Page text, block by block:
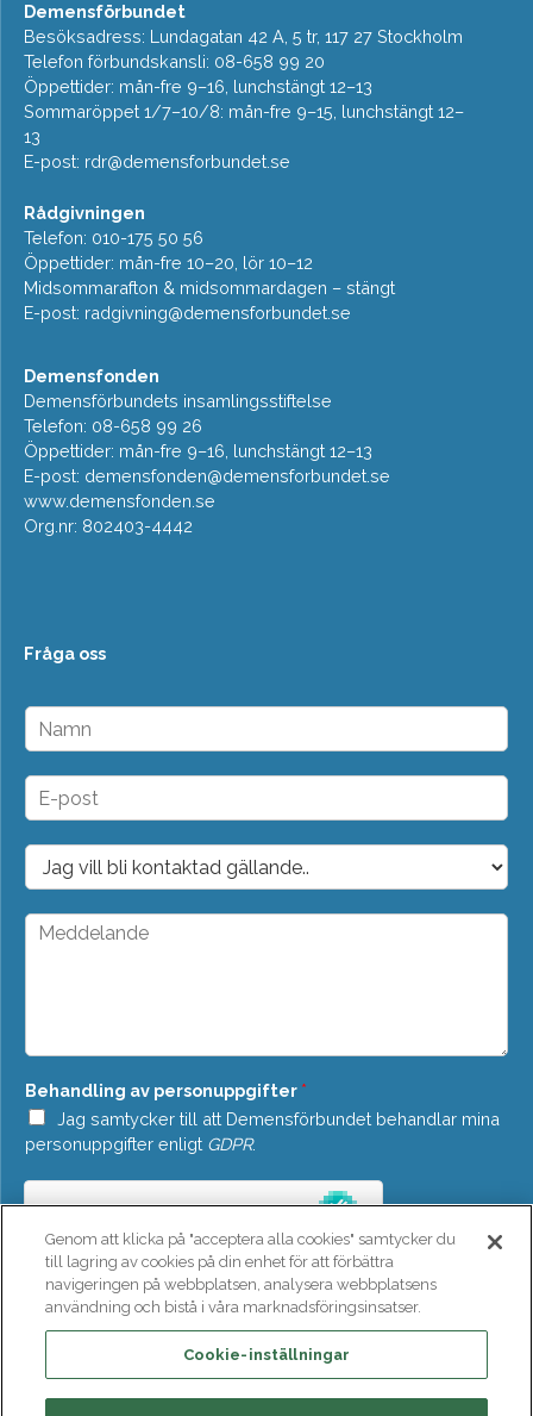
Demensförbundet
Besöksadress: Lundagatan 42 A, 5 tr, 117 27 Stockholm
Telefon förbundskansli: 08-658 99 20
Öppettider: mån-fre 9–16, lunchstängt 12–13
Sommaröppet 1/7–10/8: mån-fre 9–15, lunchstängt 12–
13
E-post: rdr@demensforbundet.se
Rådgivningen
Telefon: 010-175 50 56
Öppettider: mån-fre 10–20, lör 10–12
Midsommarafton & midsommardagen – stängt
E-post: radgivning@demensforbundet.se
Demensfonden
Demensförbundets insamlingsstiftelse
Telefon: 08-658 99 26
Öppettider: mån-fre 9–16, lunchstängt 12–13
E-post: demensfonden@demensforbundet.se
www.demensfonden.se
Org.nr: 802403-4442
Fråga oss
N
m
n
E
p
o
t
*
D
o
p
M
a
d
e
*
Behandling av personuppgifter *
Jag samtycker till att Demensförbundet behandlar mina
personuppgifter enligt GDPR.
SKICKA
Genom att klicka på "acceptera alla cookies" samtycker du
till lagring av cookies på din enhet för att förbättra
navigeringen på webbplatsen, analysera webbplatsens
användning och bistå i våra marknadsföringsinsatser.
Cookie-inställningar